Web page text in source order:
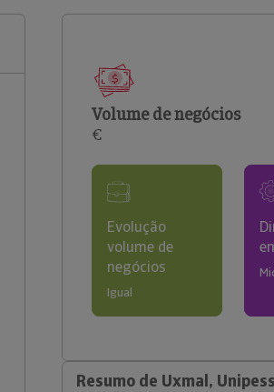
Volume de negócios
€
Evolução
volume de
negócios
Igual
Resumo de Uxmal,